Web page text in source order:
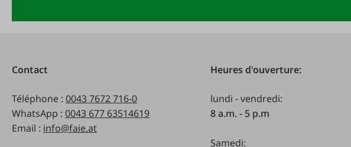
Contact
Téléphone : 0043 7672 716-0
WhatsApp : 0043 677 63514619
Email : info@faie.at
Heures d'ouverture:
lundi - vendredi:
8 a.m. - 5 p.m
Samedi: